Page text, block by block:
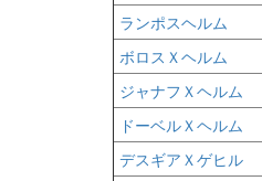
ランポスヘルム
ボロスＸヘルム
ジャナフＸヘルム
ドーベルＸヘルム
デスギアＸゲヒル